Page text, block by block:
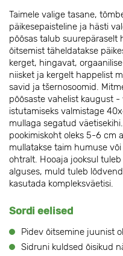
Taimele valige tasane,
päikesepaisteline ja hästi
põõsas talub suurepäraselt
õitsemist täheldatakse
kerget, hingavat,
niisket ja kergelt happelist
savid ja tšernosoomid.
põõsaste vahelist kaugust
istutamiseks valmistage
mullaga segatud
pookimiskoht oleks 5-6 cm
mullatakse taim humuse
ohtralt. Hooaja jooksul
alguses, muld tuleb
kasutada kompleksväetisi.
Sordi eelised
Pidev õitsemine juunist
Sidruni kuldsed õisikud